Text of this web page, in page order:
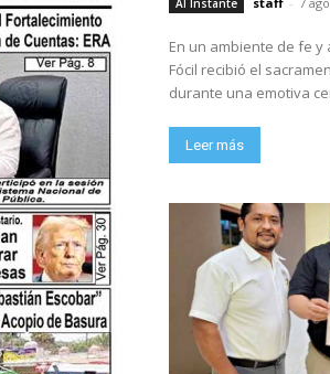
Al Instante
En un ambiente de fe y
Fócil recibió el
durante una emotiva
Leer más